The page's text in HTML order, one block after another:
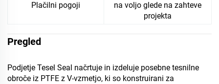
Plačilni pogoji
na voljo glede na zahteve
projekta
Pregled
Podjetje Tesel Seal načrtuje in izdeluje posebne tesnilne
obroče iz PTFE z V-vzmetjo, ki so konstruirani za